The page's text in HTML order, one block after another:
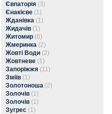
Євпаторія (3)
Єнакієве (1)
Жданівка (1)
Жидачів (1)
Житомир (6)
Жмеринка (2)
Жовті Води (2)
Жовтневе (1)
Запоріжжя (11)
Зміїв (1)
Золотоноша (2)
Золочів (1)
Золочів (1)
Зугрес (1)